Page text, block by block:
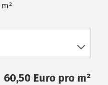
60,50 Euro pro m²